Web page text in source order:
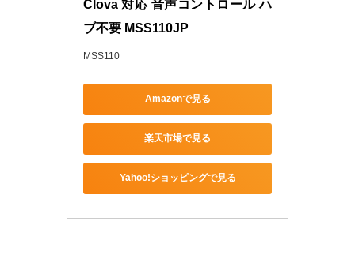
Clova 対応 音声コントロール ハ
ブ不要 MSS110JP
MSS110
Amazonで見る
楽天市場で見る
Yahoo!ショッピングで見る